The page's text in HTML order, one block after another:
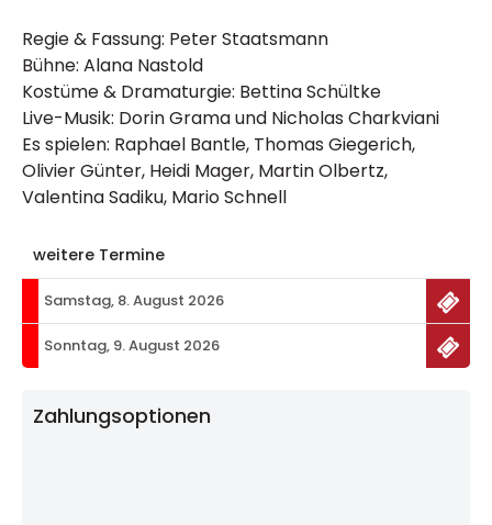
Regie & Fassung: Peter Staatsmann
Bühne: Alana Nastold
Kostüme & Dramaturgie: Bettina Schültke
Live-Musik: Dorin Grama und Nicholas Charkviani
Es spielen: Raphael Bantle, Thomas Giegerich,
Olivier Günter, Heidi Mager, Martin Olbertz,
Valentina Sadiku, Mario Schnell
weitere Termine
Samstag, 8. August 2026
Sonntag, 9. August 2026
Zahlungsoptionen